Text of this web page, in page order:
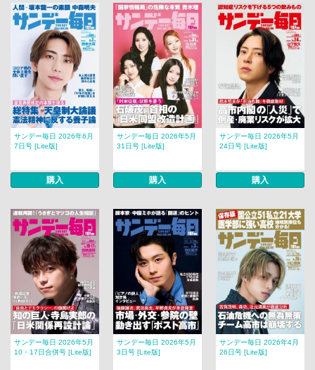
サンデー毎日 2026年6月
7日号 [Lite版]
購入
サンデー毎日 2026年5月
31日号 [Lite版]
購入
サンデー毎日 2026年5月
24日号 [Lite版]
購入
サンデー毎日 2026年5月
10・17日合併号 [Lite版]
サンデー毎日 2026年5月
3日号 [Lite版]
サンデー毎日 2026年4月
26日号 [Lite版]